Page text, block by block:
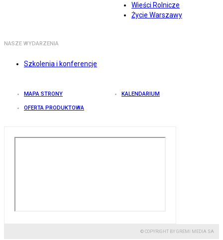
Wieści Rolnicze
Życie Warszawy
NASZE WYDARZENIA
Szkolenia i konferencje
MAPA STRONY KALENDARIUM
OFERTA PRODUKTOWA
© COPYRIGHT BY GREMI MEDIA SA